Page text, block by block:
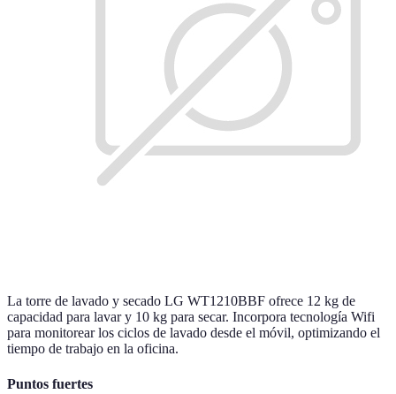
La torre de lavado y secado LG WT1210BBF ofrece 12 kg de
capacidad para lavar y 10 kg para secar. Incorpora tecnología Wifi
para monitorear los ciclos de lavado desde el móvil, optimizando el
tiempo de trabajo en la oficina.
Puntos fuertes